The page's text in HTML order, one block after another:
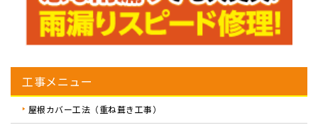
工事メニュー
屋根カバー工法（重ね葺き工事）